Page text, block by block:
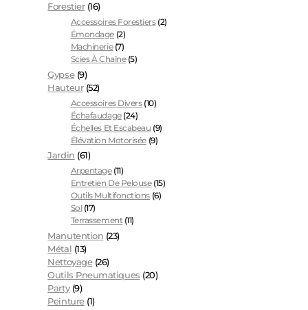
Forestier (16)
Accessoires Forestiers (2)
Émondage (2)
Machinerie (7)
Scies À Chaîne (5)
Gypse (9)
Hauteur (52)
Accessoires Divers (10)
Échafaudage (24)
Échelles Et Escabeau (9)
Élévation Motorisée (9)
Jardin (61)
Arpentage (11)
Entretien De Pelouse (15)
Outils Multifonctions (6)
Sol (17)
Terrassement (11)
Manutention (23)
Métal (13)
Nettoyage (26)
Outils Pneumatiques (20)
Party (9)
Peinture (1)